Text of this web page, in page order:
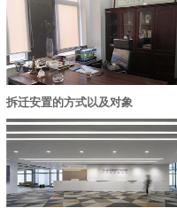
拆迁安置的方式以及对象